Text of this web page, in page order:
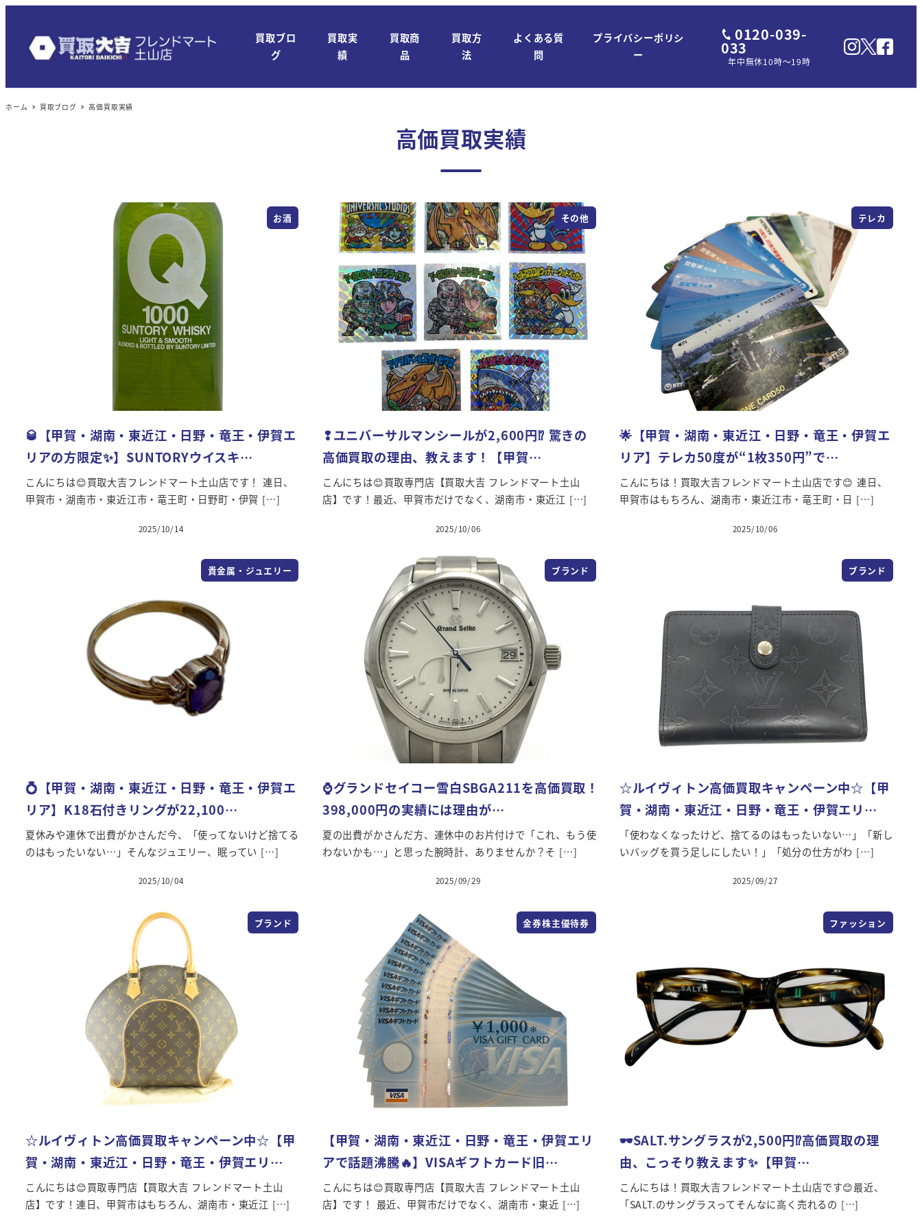
ン
テ
買取ブロ
グ
買取実
績
買取商
品
買取方
法
よくある質
問
プライバシーポリシ
ー
0120-039-
033
年中無休10時～19時
ホーム 買取ブログ 高価買取実績
高価買取実績
お酒
🥃【甲賀・湖南・東近江・日野・竜王・伊賀エ
リアの方限定✨】SUNTORYウイスキ…
こんにちは😊買取大吉フレンドマート土山店です！ 連日、
甲賀市・湖南市・東近江市・竜王町・日野町・伊賀 […]
投稿日
2025/10/14
その他
❢ユニバーサルマンシールが2,600円⁉ 驚きの
高価買取の理由、教えます！【甲賀…
こんにちは😊買取専門店【買取大吉 フレンドマート土山
店】です！最近、甲賀市だけでなく、湖南市・東近江 […]
投稿日
2025/10/06
テレカ
🌟【甲賀・湖南・東近江・日野・竜王・伊賀エ
リア】テレカ50度が“1枚350円”で…
こんにちは！買取大吉フレンドマート土山店です😊 連日、
甲賀市はもちろん、湖南市・東近江市・竜王町・日 […]
投稿日
2025/10/06
貴金属・ジュエリー
💍【甲賀・湖南・東近江・日野・竜王・伊賀エ
リア】K18石付きリングが22,100…
夏休みや連休で出費がかさんだ今、「使ってないけど捨てる
のはもったいない…」そんなジュエリー、眠ってい […]
投稿日
2025/10/04
ブランド
⌚グランドセイコー雪白SBGA211を高価買取！
398,000円の実績には理由が…
夏の出費がかさんだ方、連休中のお片付けで「これ、もう使
わないかも…」と思った腕時計、ありませんか？そ […]
投稿日
2025/09/29
ブランド
☆ルイヴィトン高価買取キャンペーン中☆【甲
賀・湖南・東近江・日野・竜王・伊賀エリ…
「使わなくなったけど、捨てるのはもったいない…」「新し
いバッグを買う足しにしたい！」「処分の仕方がわ […]
投稿日
2025/09/27
ブランド
☆ルイヴィトン高価買取キャンペーン中☆【甲
賀・湖南・東近江・日野・竜王・伊賀エリ…
こんにちは😊買取専門店【買取大吉 フレンドマート土山
店】です！連日、甲賀市はもちろん、湖南市・東近江 […]
金券株主優待券
【甲賀・湖南・東近江・日野・竜王・伊賀エリ
アで話題沸騰🔥】VISAギフトカード旧…
こんにちは😊買取専門店【買取大吉 フレンドマート土山
店】です！ 最近、甲賀市だけでなく、湖南市・東近 […]
ファッション
🕶️SALT.サングラスが2,500円⁉高価買取の理
由、こっそり教えます✨【甲賀…
こんにちは！買取大吉フレンドマート土山店です😊最近、
「SALT.のサングラスってそんなに高く売れるの […]